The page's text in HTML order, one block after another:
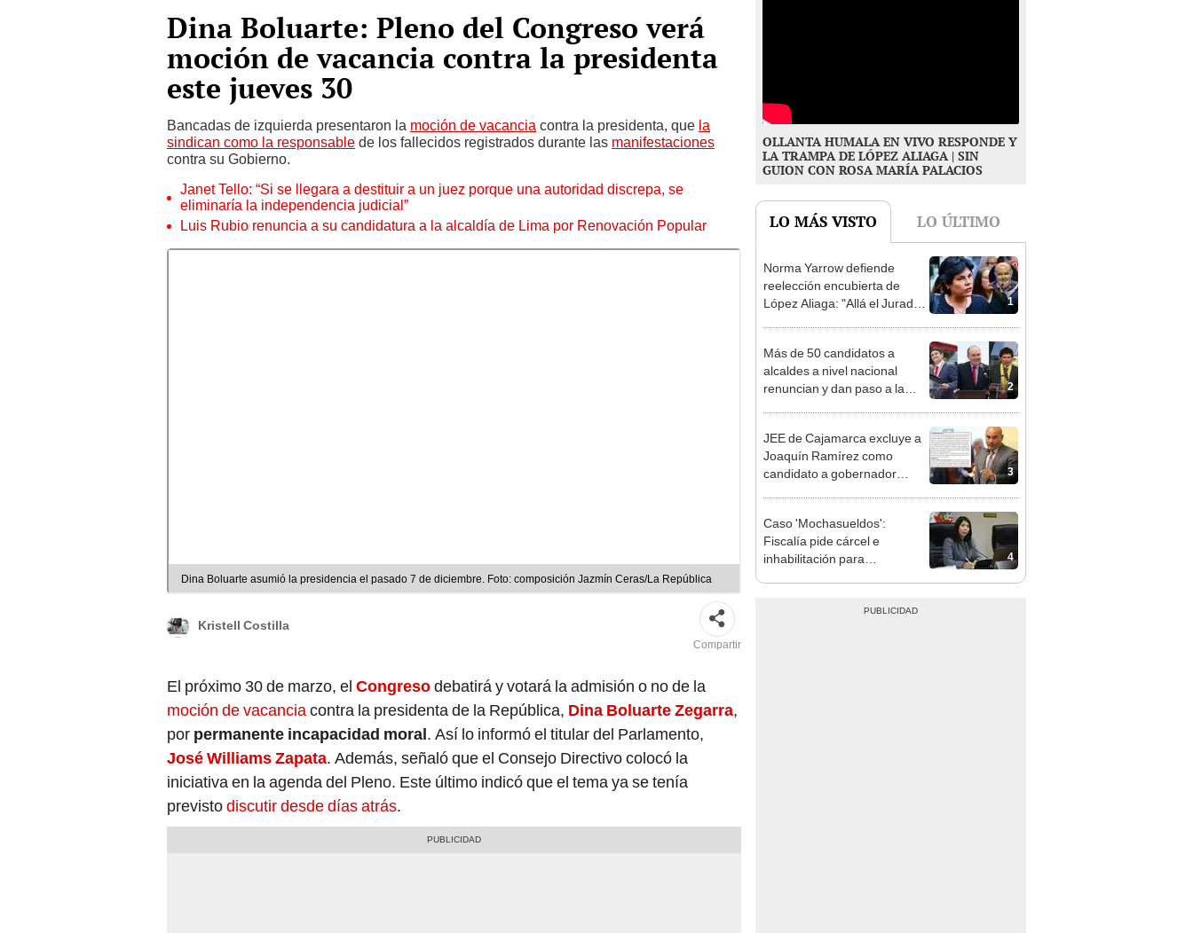
Dina Boluarte: Pleno del Congreso verá
moción de vacancia contra la presidenta
este jueves 30
Bancadas de izquierda presentaron la moción de vacancia contra la presidenta, que la
sindican como la responsable de los fallecidos registrados durante las manifestaciones
contra su Gobierno.
Janet Tello: “Si se llegara a destituir a un juez porque una autoridad discrepa, se
eliminaría la independencia judicial”
Luis Rubio renuncia a su candidatura a la alcaldía de Lima por Renovación Popular
Dina Boluarte asumió la presidencia el pasado 7 de diciembre. Foto: composición Jazmín Ceras/La República
Kristell Costilla
Compartir
El próximo 30 de marzo, el Congresodebatirá y votará la admisión o no de la
moción de vacanciacontra la presidenta de la República, Dina Boluarte Zegarra,
por permanente incapacidad moral. Así lo informó el titular del Parlamento,
José Williams Zapata. Además, señaló que el Consejo Directivo colocó la
iniciativa en la agenda del Pleno. Este último indicó que el tema ya se tenía
previstodiscutir desde días atrás.
OLLANTA HUMALA EN VIVO RESPONDE Y
LA TRAMPA DE LÓPEZ ALIAGA | SIN
GUION CON ROSA MARÍA PALACIOS
LO MÁS VISTO LO ÚLTIMO
1
Norma Yarrow defiende
reelección encubierta de
López Aliaga: "Allá el Jurado
2
Más de 50 candidatos a
alcaldes a nivel nacional
renuncian y dan paso a la
3
JEE de Cajamarca excluye a
Joaquín Ramírez como
candidato a gobernador
4
Caso 'Mochasueldos':
Fiscalía pide cárcel e
inhabilitación para